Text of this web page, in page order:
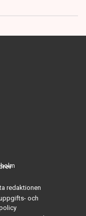
redaktionen
och